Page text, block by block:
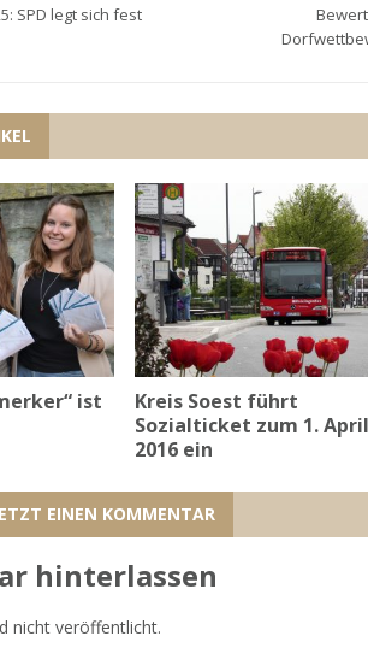
SPD legt sich fest
ist
Kreis Soest führt
Sozialticket zum 1. April
2016 ein
EINEN KOMMENTAR
hinterlassen
nicht veröffentlicht.